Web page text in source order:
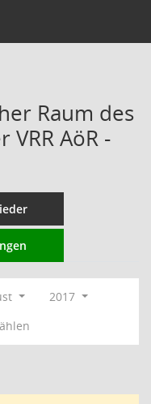
Raum des
AöR -
2017